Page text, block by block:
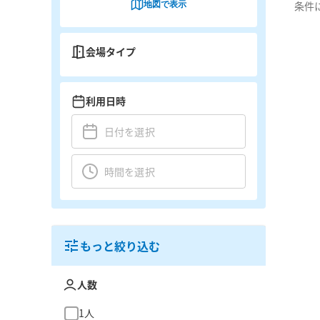
条件
地図で表示
会場タイプ
利用日時
もっと絞り込む
人数
1人